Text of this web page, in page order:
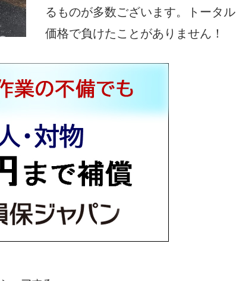
るものが多数ございます。トータル
価格で負けたことがありません！